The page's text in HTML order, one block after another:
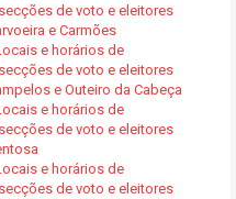
de voto e eleitores
e Carmões
e horários de
de voto e eleitores
e Outeiro da Cabeça
e horários de
de voto e eleitores
e horários de
de voto e eleitores